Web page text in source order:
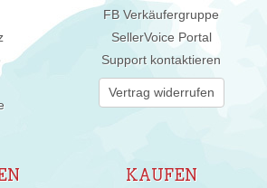
FB Verkäufergruppe
SellerVoice Portal
Support kontaktieren
Vertrag widerrufen
KAUFEN